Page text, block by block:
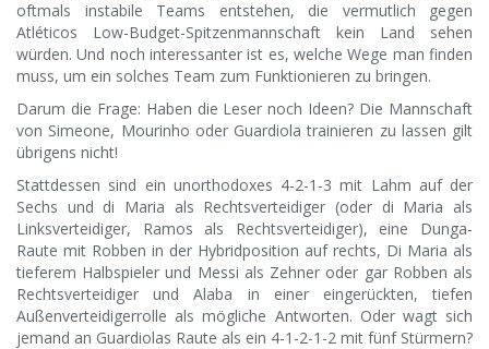
oftmals instabile Teams entstehen, die vermutlich gegen
Atléticos Low-Budget-Spitzenmannschaft kein Land sehen
würden. Und noch interessanter ist es, welche Wege man finden
muss, um ein solches Team zum Funktionieren zu bringen.
Darum die Frage: Haben die Leser noch Ideen? Die Mannschaft
von Simeone, Mourinho oder Guardiola trainieren zu lassen gilt
übrigens nicht!
Stattdessen sind ein unorthodoxes 4-2-1-3 mit Lahm auf der
Sechs und di Maria als Rechtsverteidiger (oder di Maria als
Linksverteidiger, Ramos als Rechtsverteidiger), eine Dunga-
Raute mit Robben in der Hybridposition auf rechts, Di Maria als
tieferem Halbspieler und Messi als Zehner oder gar Robben als
Rechtsverteidiger und Alaba in einer eingerückten, tiefen
Außenverteidigerrolle als mögliche Antworten. Oder wagt sich
jemand an Guardiolas Raute als ein 4-1-2-1-2 mit fünf Stürmern?